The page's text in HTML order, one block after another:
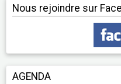
Nous rejoindre sur
AGENDA